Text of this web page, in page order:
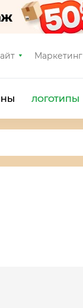
Маркетинг
ЛОГОТИПЫ